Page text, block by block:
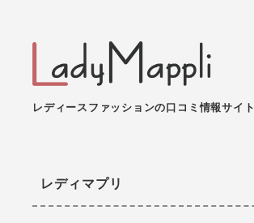
レディースファッションの口コミ情報サイト
レディマプリ